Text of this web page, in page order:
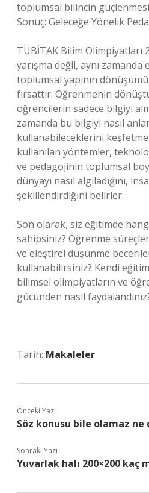
toplumsal bilincin
Sonuç: Geleceğe Yönelik
TÜBİTAK Bilim Olimpiyatları
yarışma değil, aynı
toplumsal yapının
fırsattır. Öğrenmenin
öğrencilerin sadece bilgiyi
zamanda bu bilgiyi nasıl
kullanabileceklerini
kullanılan yöntemler,
ve pedagojinin toplumsal
dünyayı nasıl algıladığını,
şekillendirdiğini belirler.
Son olarak, siz eğitimde
sahipsiniz? Öğrenme
ve eleştirel düşünme
kullanabilirsiniz? Kendi
bilimsel olimpiyatların ve
gücünden nasıl
Tarih: Makaleler
Önceki Yazı
Söz konusu bile olamaz
Sonraki Yazı
Yuvarlak halı 200×200 kaç